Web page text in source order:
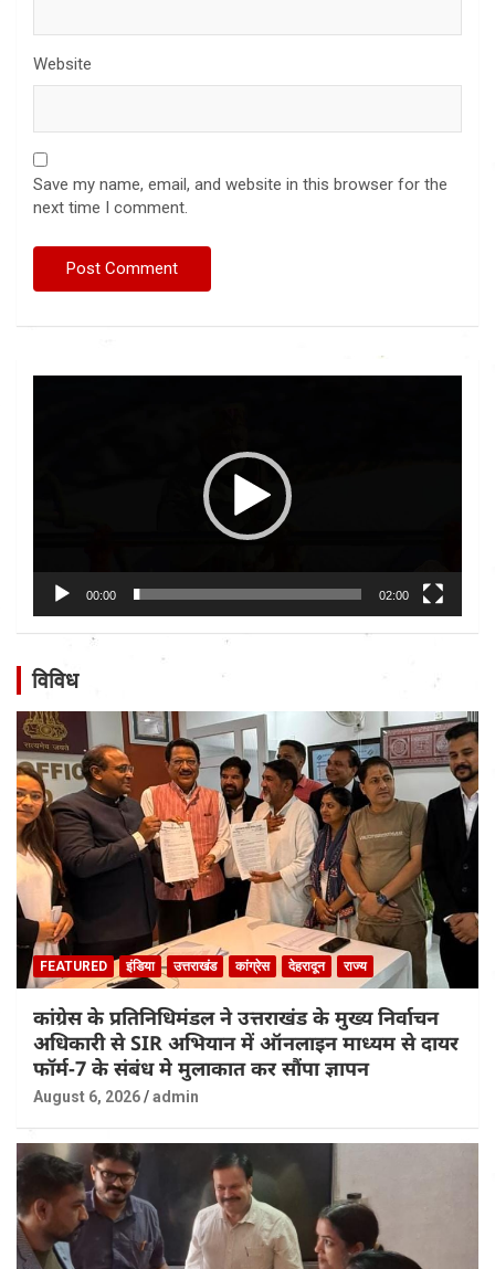
Website
Save my name, email, and website in this browser for the
next time I comment.
00:00 02:00
विविध
FEATURED इंडिया उत्तराखंड कांग्रेस देहरादून राज्य
कांग्रेस के प्रतिनिधिमंडल ने उत्तराखंड के मुख्य निर्वाचन
अधिकारी से SIR अभियान में ऑनलाइन माध्यम से दायर
फॉर्म-7 के संबंध मे मुलाकात कर सौंपा ज्ञापन
August 6, 2026 admin